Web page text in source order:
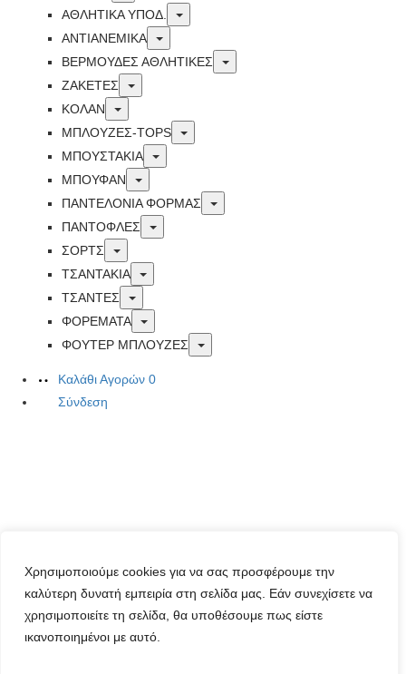
Χρησιμοποιούμε cookies για να σας προσφέρουμε την
καλύτερη δυνατή εμπειρία στη σελίδα μας. Εάν συνεχίσετε να
χρησιμοποιείτε τη σελίδα, θα υποθέσουμε πως είστε
ικανοποιημένοι με αυτό.
ΑΘΛΗΤΙΚΑ ΥΠΟΔ.
Toggle
ΑΝΤΙΑΝΕΜΙΚΑ
Toggle
ΒΕΡΜΟΥΔΕΣ ΑΘΛΗΤΙΚΕΣ
Toggle
ΖΑΚΕΤΕΣ
Toggle
ΚΟΛΑΝ
Toggle
ΜΠΛΟΥΖΕΣ-TOPS
Toggle
ΜΠΟΥΣΤΑΚΙΑ
Toggle
ΜΠΟΥΦΑΝ
Toggle
ΠΑΝΤΕΛΟΝΙΑ ΦΟΡΜΑΣ
Toggle
ΠΑΝΤΟΦΛΕΣ
Toggle
ΣΟΡΤΣ
Toggle
ΤΣΑΝΤΑΚΙΑ
Toggle
ΤΣΑΝΤΕΣ
Toggle
ΦΟΡΕΜΑΤΑ
Toggle
ΦΟΥΤΕΡ ΜΠΛΟΥΖΕΣ
Toggle
Καλάθι Αγορών 0
Σύνδεση